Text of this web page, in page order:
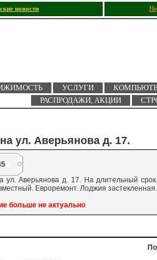
новости
УСЛУГИ
РАСПРОДАЖИ, АКЦИИ
ул. Аверьянова д. 17.
ул. Аверьянова д. 17. На длительный
Евроремонт. Лоджия застекленная.
больше не актуально